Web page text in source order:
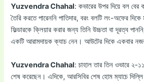
Yuzvendra Chahal: কভারের উপর দিয়ে বল বের
তৈরি করতে পারেননি পাতিদার, বরং বলটি লং-অফের দিকে
ফিল্ডারকে ক্লিয়ার করার জন্য তিনি উচ্চতা বা দূরত্ব
একটি আরামদায়ক ক্যাচ নেন। আউটের দিকে একবার
Yuzvendra Chahal: চাহাল তার তিন ওভারে ২-
শেষ করেছেন। এদিকে, আরসিবির শেষ হোম ম্যাচে দিল্লি